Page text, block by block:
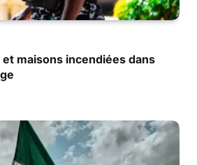
maisons incendiées dans